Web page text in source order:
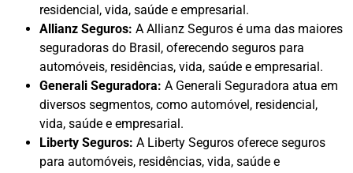
residencial, vida, saúde e empresarial.
Allianz Seguros: A Allianz Seguros é uma das maiores
seguradoras do Brasil, oferecendo seguros para
automóveis, residências, vida, saúde e empresarial.
Generali Seguradora: A Generali Seguradora atua em
diversos segmentos, como automóvel, residencial,
vida, saúde e empresarial.
Liberty Seguros: A Liberty Seguros oferece seguros
para automóveis, residências, vida, saúde e